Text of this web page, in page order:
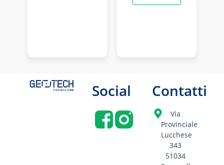
Social Contatti
Via
Provinciale
Lucchese
343
51034